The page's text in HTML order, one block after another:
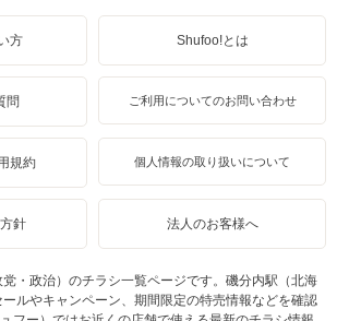
方 Shufoo!とは
問 ご利用についてのお問い合わせ
規約 個人情報の取り扱いについて
針 法人のお客様へ
・政治）のチラシ一覧ページです。磯分内駅（北海
ルやキャンペーン、期間限定の特売情報などを確認